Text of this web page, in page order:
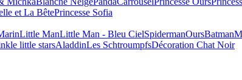
et La BêtePrincesse Sofia
Little ManLittle Man - Bleu CielSpidermanOursBatman
little starsAladdinLes SchtroumpfsDécoration Chat Noir